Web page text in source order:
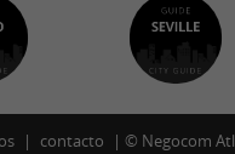
contacto © Negocom